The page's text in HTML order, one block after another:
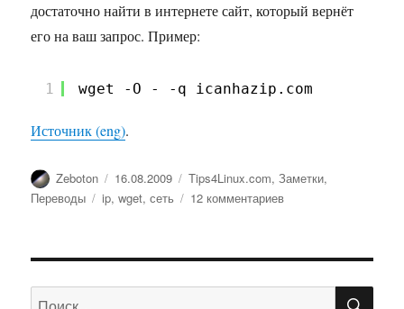
достаточно найти в интернете сайт, который вернёт
его на ваш запрос. Пример:
1 wget -O - -q icanhazip.com
Источник (eng).
Автор
Zeboton Опубликовано
16.08.2009 Рубрики
Tips4Linux.com,Заметки,
Переводы
Метки
ip,wget,сеть 12 комментариевк
узнать
IP
Искать: